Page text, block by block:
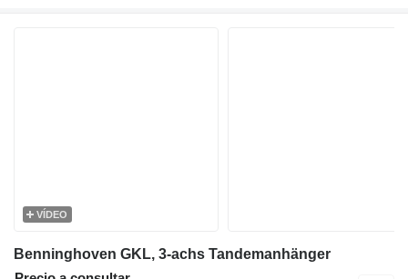
VÍDEO
Benninghoven GKL, 3-achs Tandemanhänger